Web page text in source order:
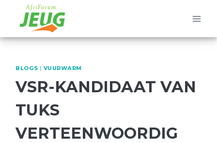
content
BLOGS | VUURWARM
VSR-KANDIDAAT VAN
TUKS
VERTEENWOORDIG